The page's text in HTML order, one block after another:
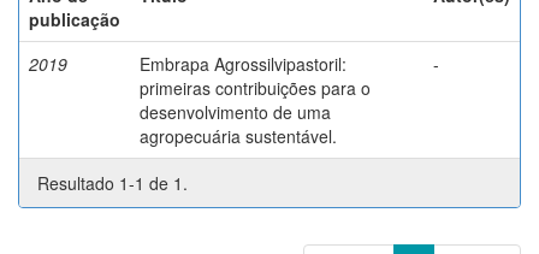
publicação
2019
Embrapa Agrossilvipastoril:
primeiras contribuições para o
desenvolvimento de uma
agropecuária sustentável.
-
Resultado 1-1 de 1.